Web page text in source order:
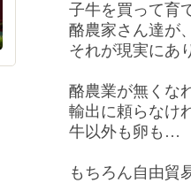
子牛を買って育
酪農家さん達が
それが現実にあ
酪農業が無くな
輸出に頼らなけ
牛以外も卵も…
もちろん自由貿